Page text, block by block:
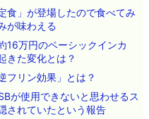
食」が登場したので食べてみ
が味わえる
16万円のベーシックインカ
きた変化とは？
フリン効果」とは？
が使用できないと思わせるス
されていたという報告